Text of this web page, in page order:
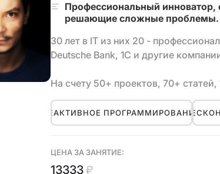
Профессиональный
решающие сложные проблемы.
30 лет в IT из них 20 -
Deutsche Bank, 1C и другие
На счету 50+ проектов, 70+
РЕАКТИВНОЕ ПРОГРАММИРОВАНИЕ
ЦЕНА ЗА ЗАНЯТИЕ:
13333